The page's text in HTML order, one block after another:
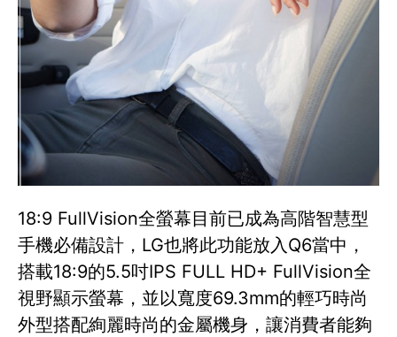
18:9 FullVision全螢幕目前已成為高階智慧型
手機必備設計，LG也將此功能放入Q6當中，
搭載18:9的5.5吋IPS FULL HD+ FullVision全
視野顯示螢幕，並以寬度69.3mm的輕巧時尚
外型搭配絢麗時尚的金屬機身，讓消費者能夠